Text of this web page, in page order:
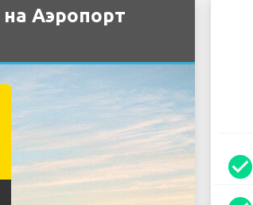
Аэропорт
check_circle